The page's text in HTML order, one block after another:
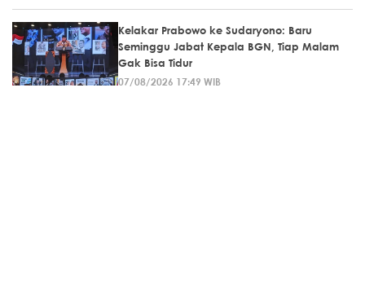
Kelakar Prabowo ke Sudaryono: Baru
Seminggu Jabat Kepala BGN, Tiap Malam
Gak Bisa Tidur
07/08/2026 17:49 WIB